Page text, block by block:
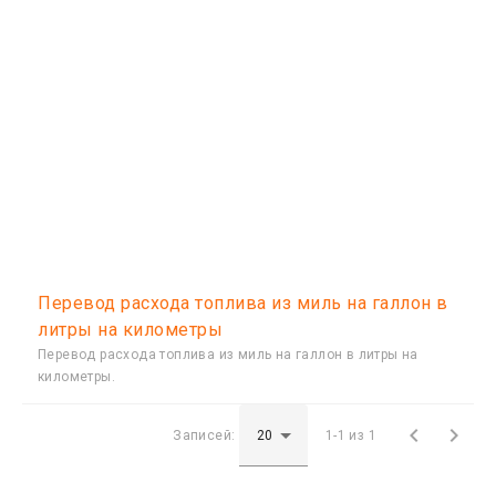
Перевод расхода топлива из миль на галлон в
литры на километры
Перевод расхода топлива из миль на галлон в литры на
километры.
Записей: 1-1 из 1  